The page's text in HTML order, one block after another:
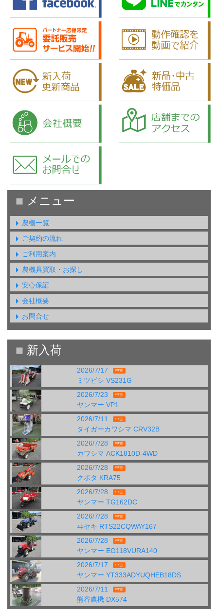
農機一覧
ご契約の流れ
ご利用案内
農機具買取・お探し
安心保証
会社概要
お問合せ
2026/7/17 中古
ミツビシ VS231G
2026/7/23
中古
ヤンマー VP1
2026/7/11
中古
タイガーカワシマ CRV32B
2026/7/28
中古
カワシマ ACK1810D-4WD
2026/7/28
中古
クボタ KRA75
2026/7/28
中古
ヤンマー TG162DC
2026/7/28
中古
ヰセキ RTS22CQWAY167
2026/7/28
中古
ヤンマー EG118VURA140
2026/7/17
中古
ヤンマー YT333ADYUQHEB18DS
2026/7/11
中古
熊谷農機 DX574